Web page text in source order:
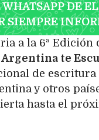
DE
SIEMPRE
a la 6ª Edición
te
de escritura
y otros
hasta el